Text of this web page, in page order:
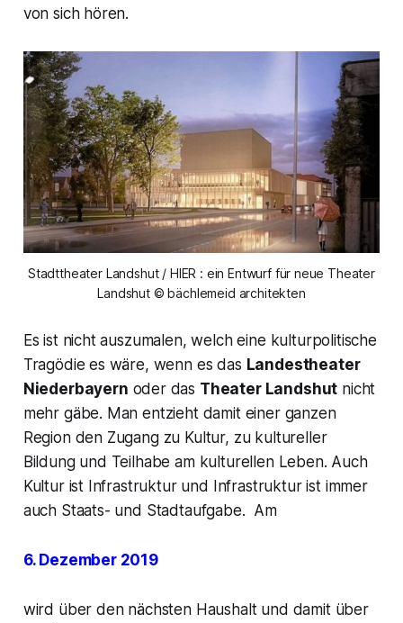
von sich hören.
Stadttheater Landshut / HIER : ein Entwurf für neue Theater
Landshut © bächlemeid architekten
Es ist nicht auszumalen, welch eine kulturpolitische
Tragödie es wäre, wenn es das Landestheater
Niederbayern oder das Theater Landshut nicht
mehr gäbe. Man entzieht damit einer ganzen
Region den Zugang zu Kultur, zu kultureller
Bildung und Teilhabe am kulturellen Leben. Auch
Kultur ist Infrastruktur und Infrastruktur ist immer
auch Staats- und Stadtaufgabe. Am
6. Dezember 2019
wird über den nächsten Haushalt und damit über